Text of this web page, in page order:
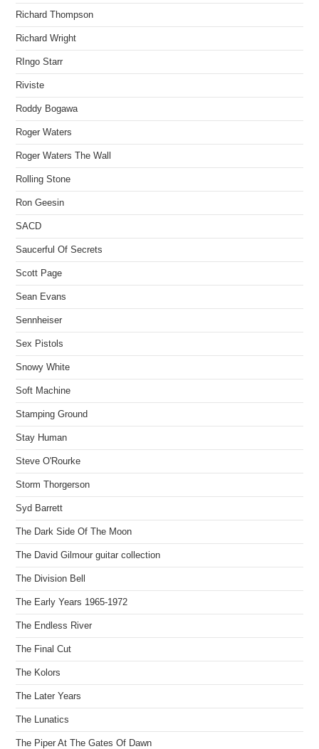
Richard Thompson
Richard Wright
RIngo Starr
Riviste
Roddy Bogawa
Roger Waters
Roger Waters The Wall
Rolling Stone
Ron Geesin
SACD
Saucerful Of Secrets
Scott Page
Sean Evans
Sennheiser
Sex Pistols
Snowy White
Soft Machine
Stamping Ground
Stay Human
Steve O'Rourke
Storm Thorgerson
Syd Barrett
The Dark Side Of The Moon
The David Gilmour guitar collection
The Division Bell
The Early Years 1965-1972
The Endless River
The Final Cut
The Kolors
The Later Years
The Lunatics
The Piper At The Gates Of Dawn